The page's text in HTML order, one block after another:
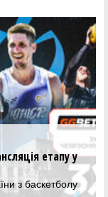
Баскетбол 3х3
Команда Полісся
етап
Житомирська